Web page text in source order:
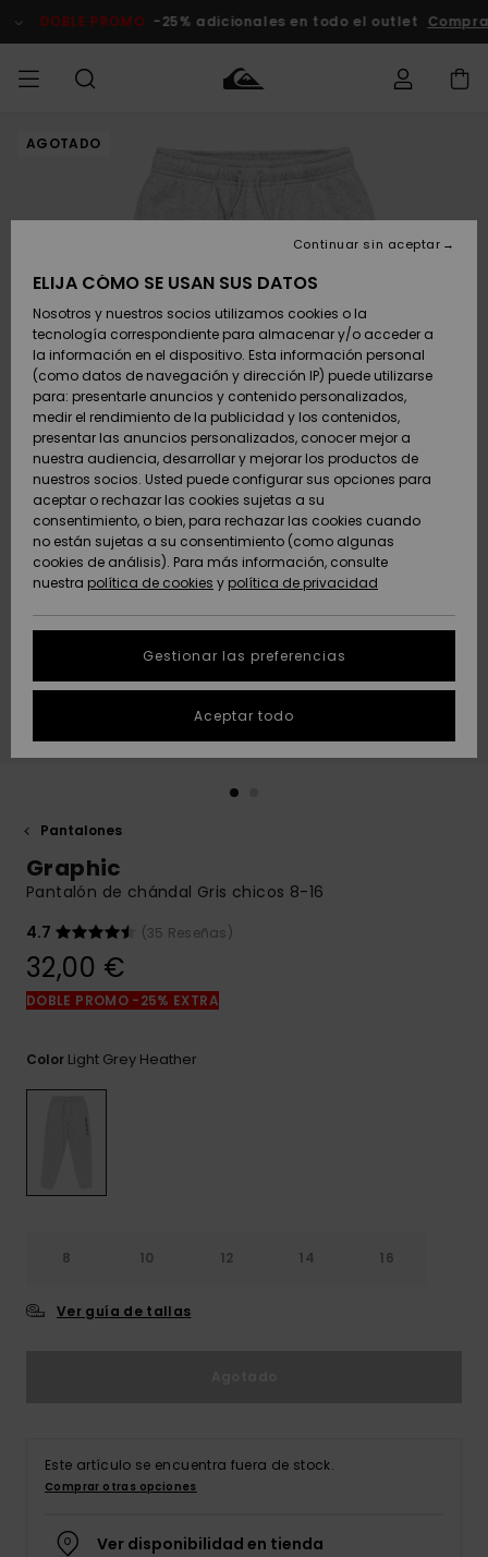
del
DOBLE PROMO -25% adicionales en todo el outlet
HOMBRE Ropa
Zapatos y
chanclas
Surf
Snow
Novedades
Destacados
Ropa
Zapatos y
chanclas
Surf
Snow
Novedades
Destacados
Shop
Destacados
Snow
SURF
Surf Shop
Highlights
Comunidad
SNOW
Tienda
Snow Niños
Tienda
Snow Mujer
Destacados
Comunidad
DOBLE
PROMO
Outlet
Outlet
Mujer
AYUDA &
CONTACTO
Envio
Devoluciones
Pago
Tarjeta de
regalo
Quiksilver
Freedom
Protección de
datos
personales
Inicia una
conversación
más rápida a
respuestas a
las preguntas
accede a
contacto.
SOSTENIBILIDAD
AGOTADO
Pantalones
Graphic
Pantalón de chándal Gris chicos 8-16
4.7
(35 Reseñas)
32,00 €
DOBLE PROMO -25% EXTRA
Color Light Grey Heather
8 10 12 14 16
Ver guía de tallas
Este artículo se encuentra fuera de stock.
Comprar otras opciones
Ver disponibilidad en tienda
ELIJA CÓMO SE USAN SUS DATOS
Nosotros y nuestros socios utilizamos cookies o la
tecnología correspondiente para almacenar y/o acceder a
la información en el dispositivo. Esta información personal
(como datos de navegación y dirección IP) puede utilizarse
para: presentarle anuncios y contenido personalizados,
medir el rendimiento de la publicidad y los contenidos,
presentar las anuncios personalizados, conocer mejor a
nuestra audiencia, desarrollar y mejorar los productos de
nuestros socios. Usted puede configurar sus opciones para
aceptar o rechazar las cookies sujetas a su
consentimiento, o bien, para rechazar las cookies cuando
no están sujetas a su consentimiento (como algunas
cookies de análisis). Para más información, consulte
nuestra política de cookies y política de privacidad
Gestionar las preferencias
Continuar sin aceptar
Aceptar todo